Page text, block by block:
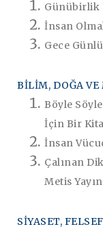
Günübirlik
İnsan
Gece
BİLİM, DOĞA
Böyle
İçin Bir
İnsan
Çalınan
Metis
SİYASET,